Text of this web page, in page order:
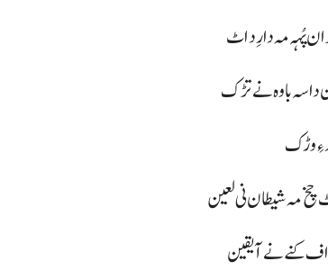
پُہہ مہ دا رِد اٹ
داسہ باوہ نے تڑک
ءِ وڑک
مہ شیطان نی لعین
کنے نے آ یقین